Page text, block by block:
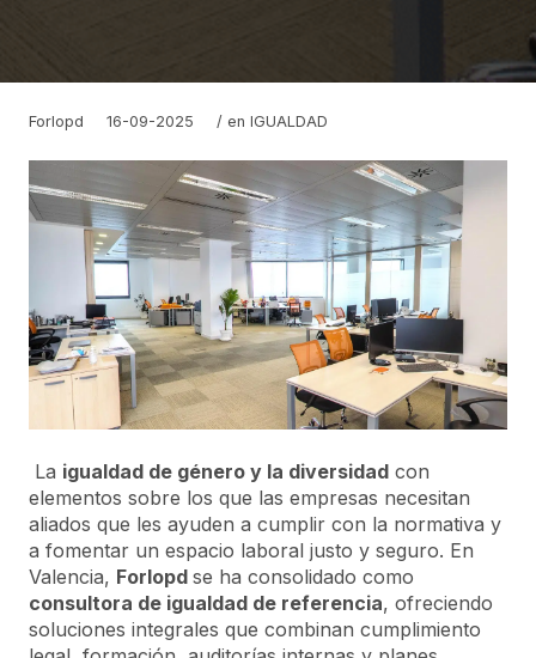
Forlopd 16-09-2025 / enIGUALDAD
La igualdad de género y la diversidad con
elementos sobre los que las empresas necesitan
aliados que les ayuden a cumplir con la normativa y
a fomentar un espacio laboral justo y seguro. En
Valencia, Forlopd se ha consolidado como
consultora de igualdad de referencia, ofreciendo
soluciones integrales que combinan cumplimiento